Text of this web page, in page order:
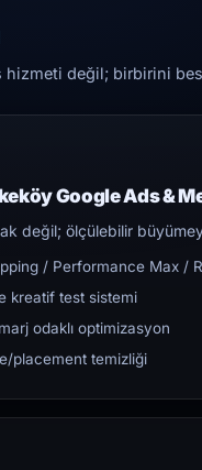
hizmeti değil; birbirini
Google Ads &
değil; ölçülebilir
/ Performance Max /
kreatif test sistemi
odaklı optimizasyon
placement temizliği